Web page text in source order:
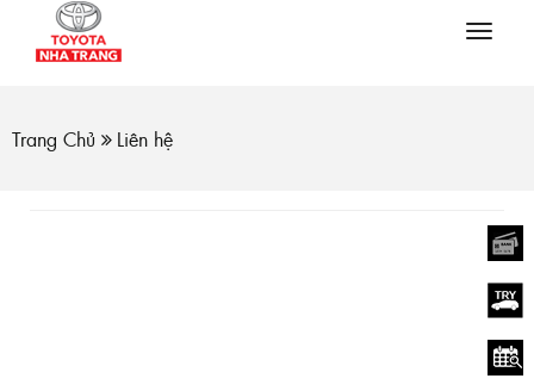
Trang Chủ Liên hệ